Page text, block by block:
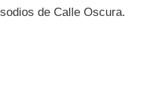
de Calle Oscura.